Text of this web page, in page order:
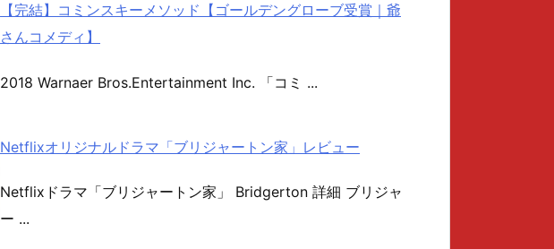
【完結】コミンスキーメソッド【ゴールデングローブ受賞｜爺
さんコメディ】
2018 Warnaer Bros.Entertainment Inc. 「コミ ...
Netflixオリジナルドラマ「ブリジャートン家」レビュー
Netflixドラマ「ブリジャートン家」 Bridgerton 詳細 ブリジャ
ー ...